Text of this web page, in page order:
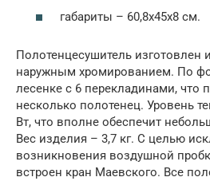
габариты – 60,8x45x8 см.
Полотенцесушитель изготовлен
наружным хромированием. По
лесенке с 6 перекладинами, что
несколько полотенец. Уровень
Вт, что вполне обеспечит
Вес изделия – 3,7 кг. С целью
возникновения воздушной
встроен кран Маевского. Все